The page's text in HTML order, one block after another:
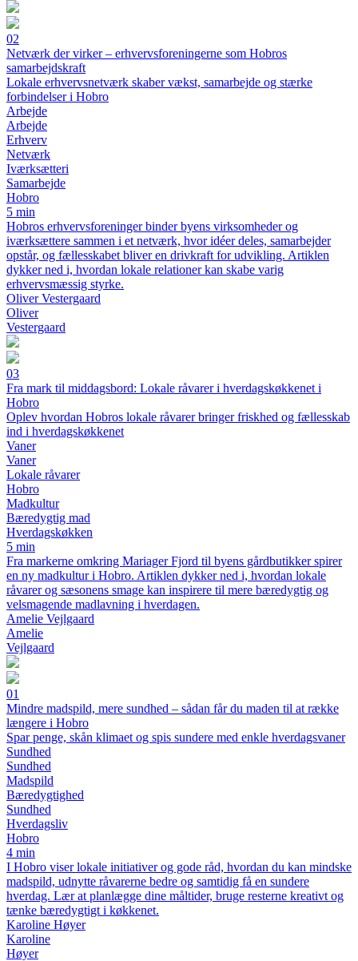
02
Netværk der virker – erhvervsforeningerne som Hobros
samarbejdskraft
Lokale erhvervsnetværk skaber vækst, samarbejde og stærke
forbindelser i Hobro
Arbejde
Arbejde
Erhverv
Netværk
Iværksætteri
Samarbejde
Hobro
5 min
Hobros erhvervsforeninger binder byens virksomheder og
iværksættere sammen i et netværk, hvor idéer deles, samarbejder
opstår, og fællesskabet bliver en drivkraft for udvikling. Artiklen
dykker ned i, hvordan lokale relationer kan skabe varig
erhvervsmæssig styrke.
Oliver Vestergaard
Oliver
Vestergaard
03
Fra mark til middagsbord: Lokale råvarer i hverdagskøkkenet i
Hobro
Oplev hvordan Hobros lokale råvarer bringer friskhed og fællesskab
ind i hverdagskøkkenet
Vaner
Vaner
Lokale råvarer
Hobro
Madkultur
Bæredygtig mad
Hverdagskøkken
5 min
Fra markerne omkring Mariager Fjord til byens gårdbutikker spirer
en ny madkultur i Hobro. Artiklen dykker ned i, hvordan lokale
råvarer og sæsonens smage kan inspirere til mere bæredygtig og
velsmagende madlavning i hverdagen.
Amelie Vejlgaard
Amelie
Vejlgaard
01
Mindre madspild, mere sundhed – sådan får du maden til at række
længere i Hobro
Spar penge, skån klimaet og spis sundere med enkle hverdagsvaner
Sundhed
Sundhed
Madspild
Bæredygtighed
Sundhed
Hverdagsliv
Hobro
4 min
I Hobro viser lokale initiativer og gode råd, hvordan du kan mindske
madspild, udnytte råvarerne bedre og samtidig få en sundere
hverdag. Lær at planlægge dine måltider, bruge resterne kreativt og
tænke bæredygtigt i køkkenet.
Karoline Høyer
Karoline
Høyer